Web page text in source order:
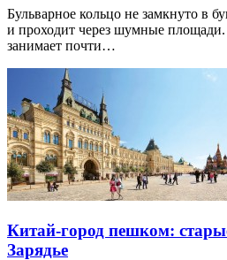
Бульварное кольцо не замкнуто в
и проходит через шумные
занимает почти…
Китай-город пешком:
Зарядье